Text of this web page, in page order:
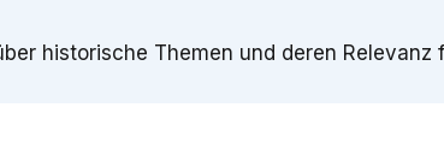
historische Themen und deren Relevanz